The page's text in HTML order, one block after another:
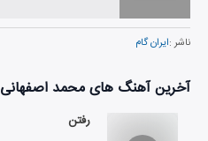
ناشر :ایران گام
آخرین آهنگ های محمد اصفهانی
رفتن